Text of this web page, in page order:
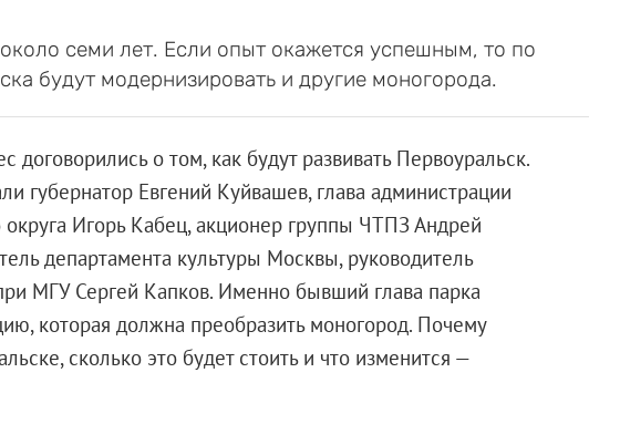
семи лет. Если опыт окажется успешным, то по
будут модернизировать и другие моногорода.
договорились о том, как будут развивать Первоуральск.
губернатор Евгений Куйвашев, глава администрации
округа Игорь Кабец, акционер группы ЧТПЗ Андрей
департамента культуры Москвы, руководитель
МГУ Сергей Капков. Именно бывший глава парка
которая должна преобразить моногород. Почему
сколько это будет стоить и что изменится —